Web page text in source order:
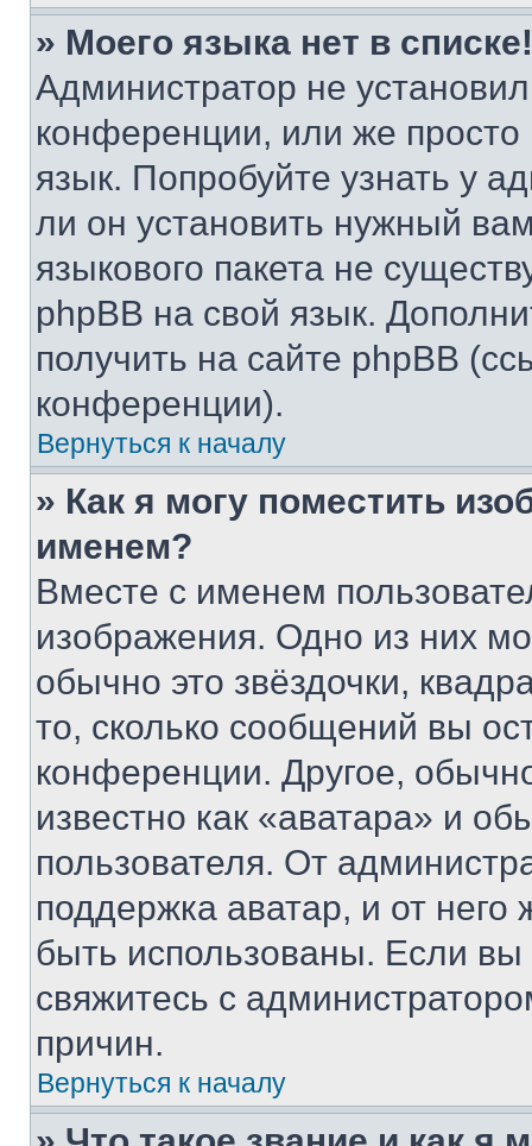
» Моего языка нет в списке!
Администратор не
конференции, или же
язык. Попробуйте узнать у
ли он установить нужный
языкового пакета не
phpBB на свой язык.
получить на сайте phpBB
конференции).
Вернуться к началу
» Как я могу поместить
именем?
Вместе с именем
изображения. Одно из них
обычно это звёздочки,
то, сколько сообщений вы
конференции. Другое,
известно как «аватара» и
пользователя. От
поддержка аватар, и от него
быть использованы. Если
свяжитесь с
причин.
Вернуться к началу